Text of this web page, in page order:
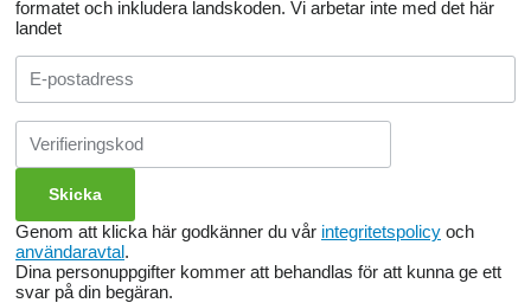
formatet och inkludera landskoden. Vi arbetar inte med det här
landet
Genom att klicka här godkänner du vår integritetspolicy och
användaravtal.
Dina personuppgifter kommer att behandlas för att kunna ge ett
svar på din begäran.